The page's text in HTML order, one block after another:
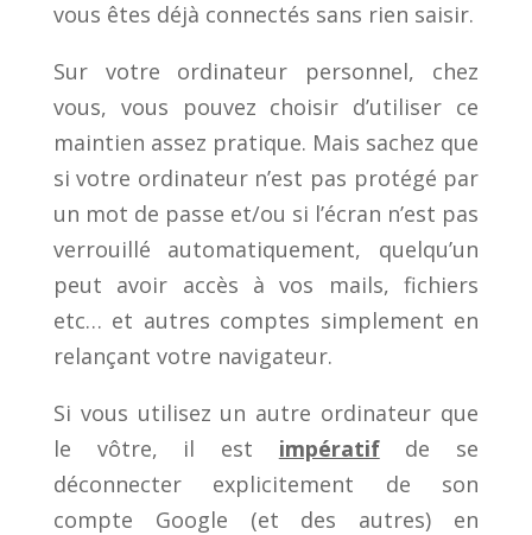
vous êtes déjà connectés sans rien saisir.
Sur votre ordinateur personnel, chez
vous, vous pouvez choisir d’utiliser ce
maintien assez pratique. Mais sachez que
si votre ordinateur n’est pas protégé par
un mot de passe et/ou si l’écran n’est pas
verrouillé automatiquement, quelqu’un
peut avoir accès à vos mails, fichiers
etc… et autres comptes simplement en
relançant votre navigateur.
Si vous utilisez un autre ordinateur que
le vôtre, il est impératif
de se
déconnecter explicitement de son
compte Google (et des autres) en